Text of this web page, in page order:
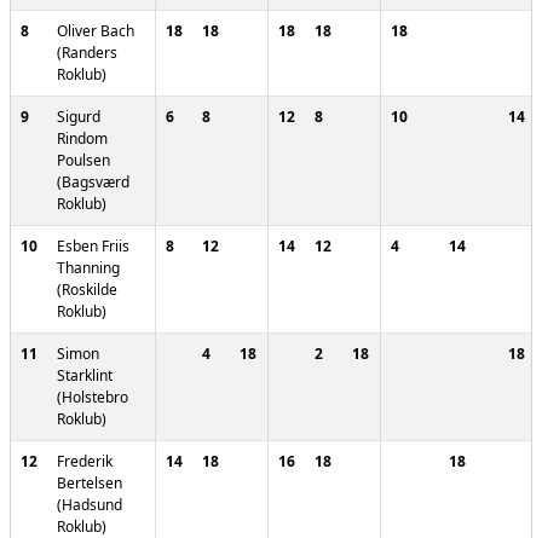
8
Oliver Bach
(Randers
Roklub)
18 18 18 18 18
9
Sigurd
Rindom
Poulsen
(Bagsværd
Roklub)
6 8 12 8 10 14
10
Esben Friis
Thanning
(Roskilde
Roklub)
8 12 14 12 4 14
11
Simon
Starklint
(Holstebro
Roklub)
4 18 2 18 18
12
Frederik
Bertelsen
(Hadsund
Roklub)
14 18 16 18 18